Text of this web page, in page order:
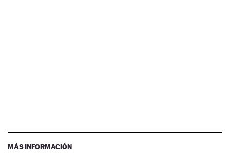
MÁS INFORMACIÓN